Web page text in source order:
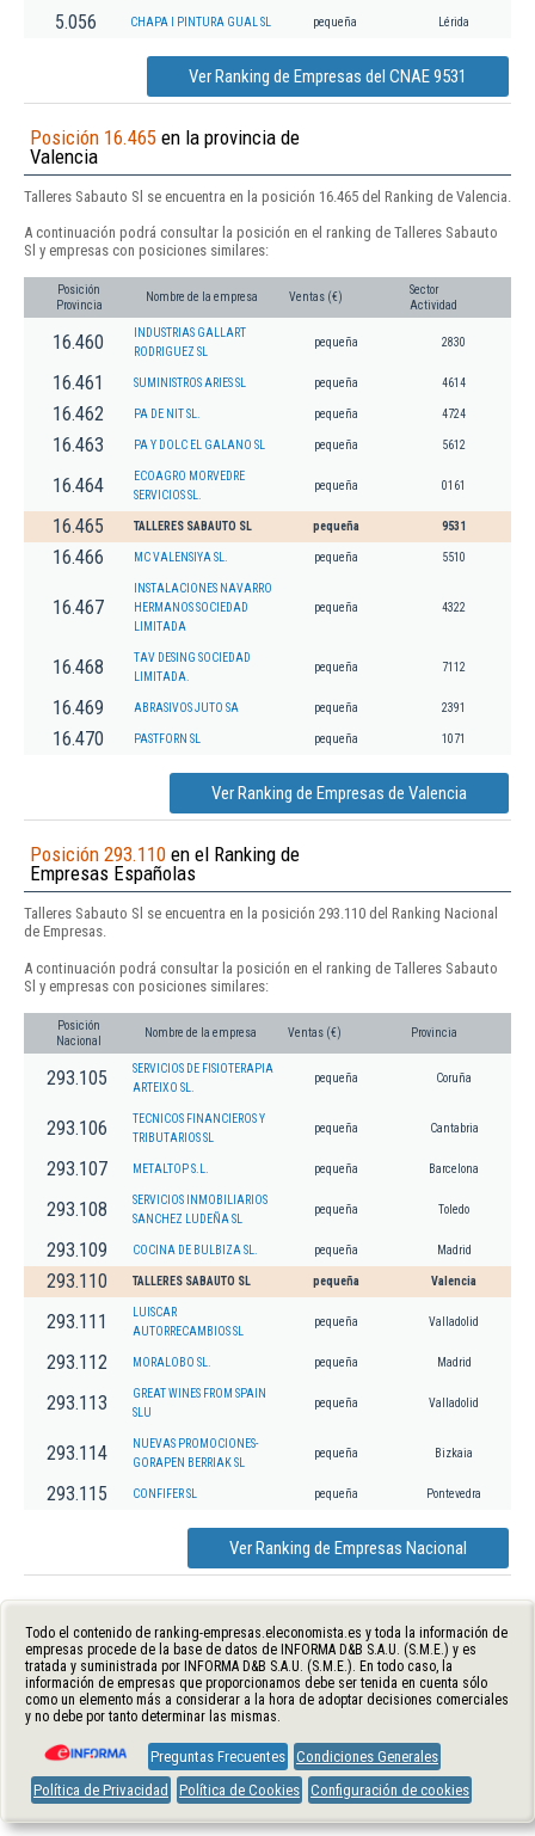
5.056 CHAPA I PINTURA GUAL SL pequeña Lérida
Ver Ranking de Empresas del CNAE 9531
Posición 16.465 en la provincia de
Valencia
Talleres Sabauto Sl se encuentra en la posición 16.465 del Ranking de Valencia.
A continuación podrá consultar la posición en el ranking de Talleres Sabauto
Sl y empresas con posiciones similares:
Posición
Provincia
Nombre de la empresa Ventas (€)
Sector
Actividad
16.460
INDUSTRIAS GALLART
RODRIGUEZ SL
pequeña 2830
16.461 SUMINISTROS ARIES SL pequeña 4614
16.462 PA DE NIT SL. pequeña 4724
16.463 PA Y DOLC EL GALANO SL pequeña 5612
16.464
ECOAGRO MORVEDRE
SERVICIOS SL.
pequeña 0161
16.465 TALLERES SABAUTO SL pequeña 9531
16.466 MC VALENSIYA SL. pequeña 5510
16.467
INSTALACIONES NAVARRO
HERMANOS SOCIEDAD
LIMITADA
pequeña 4322
16.468
TAV DESING SOCIEDAD
LIMITADA.
pequeña 7112
16.469 ABRASIVOS JUTO SA pequeña 2391
16.470 PASTFORN SL pequeña 1071
Ver Ranking de Empresas de Valencia
Posición 293.110 en el Ranking de
Empresas Españolas
Talleres Sabauto Sl se encuentra en la posición 293.110 del Ranking Nacional
de Empresas.
A continuación podrá consultar la posición en el ranking de Talleres Sabauto
Sl y empresas con posiciones similares:
Posición
Nacional
Nombre de la empresa Ventas (€) Provincia
293.105
SERVICIOS DE FISIOTERAPIA
ARTEIXO SL.
pequeña Coruña
293.106
TECNICOS FINANCIEROS Y
TRIBUTARIOS SL
pequeña Cantabria
293.107 METALTOP S.L. pequeña Barcelona
293.108
SERVICIOS INMOBILIARIOS
SANCHEZ LUDEÑA SL
pequeña Toledo
293.109 COCINA DE BULBIZA SL. pequeña Madrid
293.110 TALLERES SABAUTO SL pequeña Valencia
293.111
LUISCAR
AUTORRECAMBIOS SL
pequeña Valladolid
293.112 MORALOBO SL. pequeña Madrid
293.113
GREAT WINES FROM SPAIN
SLU
pequeña Valladolid
293.114
NUEVAS PROMOCIONES-
GORAPEN BERRIAK SL
pequeña Bizkaia
293.115 CONFIFER SL pequeña Pontevedra
Ver Ranking de Empresas Nacional
Todo el contenido de ranking-empresas.eleconomista.es y toda la información de
empresas procede de la base de datos de INFORMA D&B S.A.U. (S.M.E.) y es
tratada y suministrada por INFORMA D&B S.A.U. (S.M.E.). En todo caso, la
información de empresas que proporcionamos debe ser tenida en cuenta sólo
como un elemento más a considerar a la hora de adoptar decisiones comerciales
y no debe por tanto determinar las mismas.
Preguntas Frecuentes Condiciones Generales
Política de Privacidad
Política de Cookies Configuración de cookies